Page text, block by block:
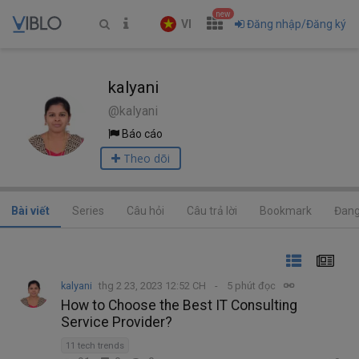
VI
new
Đăng nhập/Đăng ký
kalyani
@kalyani
Báo cáo
Theo dõi
Bài viết Series Câu hỏi Câu trả lời Bookmark
kalyani thg 2 23, 2023 12:52 CH 5 phút đọc
How to Choose the Best IT Consulting
Service Provider?
11 tech trends